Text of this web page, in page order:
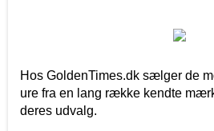
Hos GoldenTimes.dk sælger de
ure fra en lang række kendte
deres udvalg.